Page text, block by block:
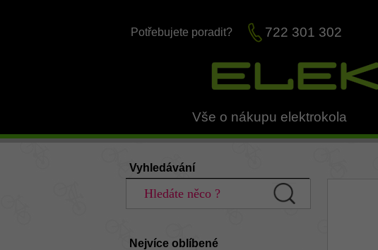
Potřebujete poradit? 722 301 302
Vše o nákupu elektrokola
Vyhledávání
Nejvíce oblíbené